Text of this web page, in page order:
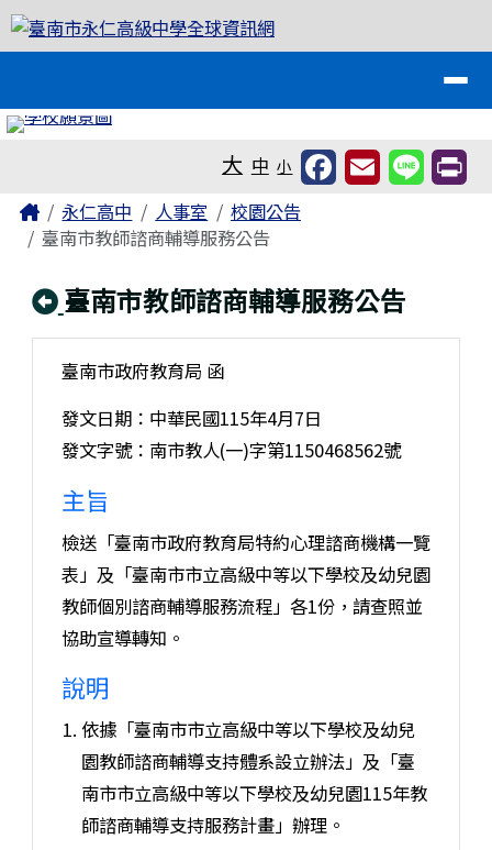
跳至主內容區
臺南市永仁高級中學全球資訊網
大 中 小
主內容區域
Home永仁高中 人事室
校園公告
臺南市教師諮商輔導服務公告
回上頁
臺南市教師諮商輔導服務公告
臺南市政府教育局 函
發文日期：中華民國115年4月7日
發文字號：南市教人(一)字第1150468562號
主旨
檢送「臺南市政府教育局特約心理諮商機構一覽
表」及「臺南市市立高級中等以下學校及幼兒園
教師個別諮商輔導服務流程」各1份，請查照並
協助宣導轉知。
說明
依據「臺南市市立高級中等以下學校及幼兒
園教師諮商輔導支持體系設立辦法」及「臺
南市市立高級中等以下學校及幼兒園115年教
師諮商輔導支持服務計畫」辦理。
頁尾區域